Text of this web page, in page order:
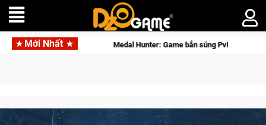
Mới Nhất
Hunter: Game bắn súng PvP tọa độ đỉnh cao đưa bạn vào các chiến dịch